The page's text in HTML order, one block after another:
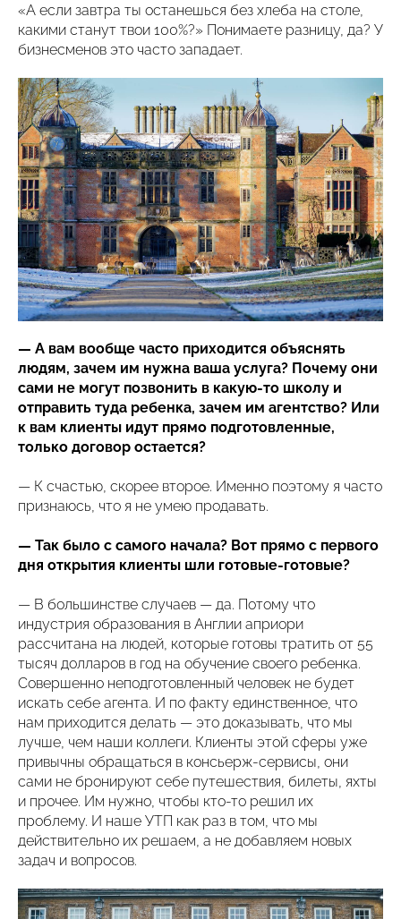
«А если завтра ты останешься без хлеба на столе,
какими станут твои 100%?» Понимаете разницу, да? У
бизнесменов это часто западает.
— А вам вообще часто приходится объяснять
людям, зачем им нужна ваша услуга? Почему они
сами не могут позвонить в какую-то школу и
отправить туда ребенка, зачем им агентство? Или
к вам клиенты идут прямо подготовленные,
только договор остается?
— К счастью, скорее второе. Именно поэтому я часто
признаюсь, что я не умею продавать.
— Так было с самого начала? Вот прямо с первого
дня открытия клиенты шли готовые-готовые?
— В большинстве случаев — да. Потому что
индустрия образования в Англии априори
рассчитана на людей, которые готовы тратить от 55
тысяч долларов в год на обучение своего ребенка.
Совершенно неподготовленный человек не будет
искать себе агента. И по факту единственное, что
нам приходится делать — это доказывать, что мы
лучше, чем наши коллеги. Клиенты этой сферы уже
привычны обращаться в консьерж-сервисы, они
сами не бронируют себе путешествия, билеты, яхты
и прочее. Им нужно, чтобы кто-то решил их
проблему. И наше УТП как раз в том, что мы
действительно их решаем, а не добавляем новых
задач и вопросов.